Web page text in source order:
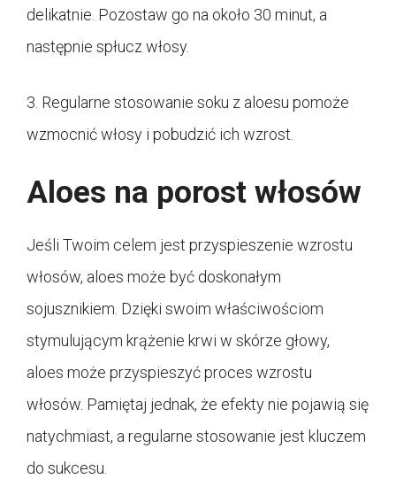
delikatnie. Pozostaw go na około 30 minut, a
następnie spłucz włosy.
3. Regularne stosowanie soku z aloesu pomoże
wzmocnić włosy i pobudzić ich wzrost.
Aloes na porost włosów
Jeśli Twoim celem jest przyspieszenie wzrostu
włosów, aloes może być doskonałym
sojusznikiem. Dzięki swoim właściwościom
stymulującym krążenie krwi w skórze głowy,
aloes może przyspieszyć proces wzrostu
włosów. Pamiętaj jednak, że efekty nie pojawią się
natychmiast, a regularne stosowanie jest kluczem
do sukcesu.